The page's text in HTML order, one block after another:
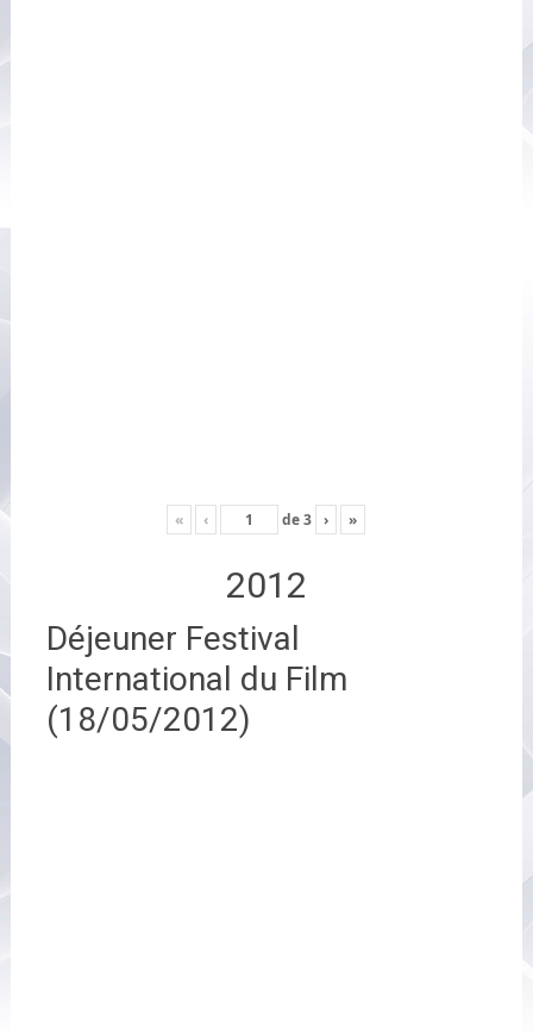
« ‹ de3 › »
2012
Déjeuner Festival
International du Film
(18/05/2012)